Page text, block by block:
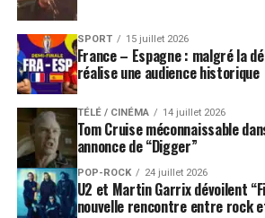
SPORT 15 juillet 2026
France – Espagne : malgré la
réalise une audience historique
TÉLÉ / CINÉMA 14 juillet 2026
Tom Cruise méconnaissable
annonce de “Digger”
POP-ROCK 24 juillet 2026
U2 et Martin Garrix dévoilent
nouvelle rencontre entre rock